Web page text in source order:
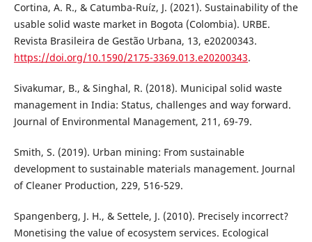
Cortina, A. R., & Catumba-Ruíz, J. (2021). Sustainability of the
usable solid waste market in Bogota (Colombia). URBE.
Revista Brasileira de Gestão Urbana, 13, e20200343.
https://doi.org/10.1590/2175-3369.013.e20200343.
Sivakumar, B., & Singhal, R. (2018). Municipal solid waste
management in India: Status, challenges and way forward.
Journal of Environmental Management, 211, 69-79.
Smith, S. (2019). Urban mining: From sustainable
development to sustainable materials management. Journal
of Cleaner Production, 229, 516-529.
Spangenberg, J. H., & Settele, J. (2010). Precisely incorrect?
Monetising the value of ecosystem services. Ecological